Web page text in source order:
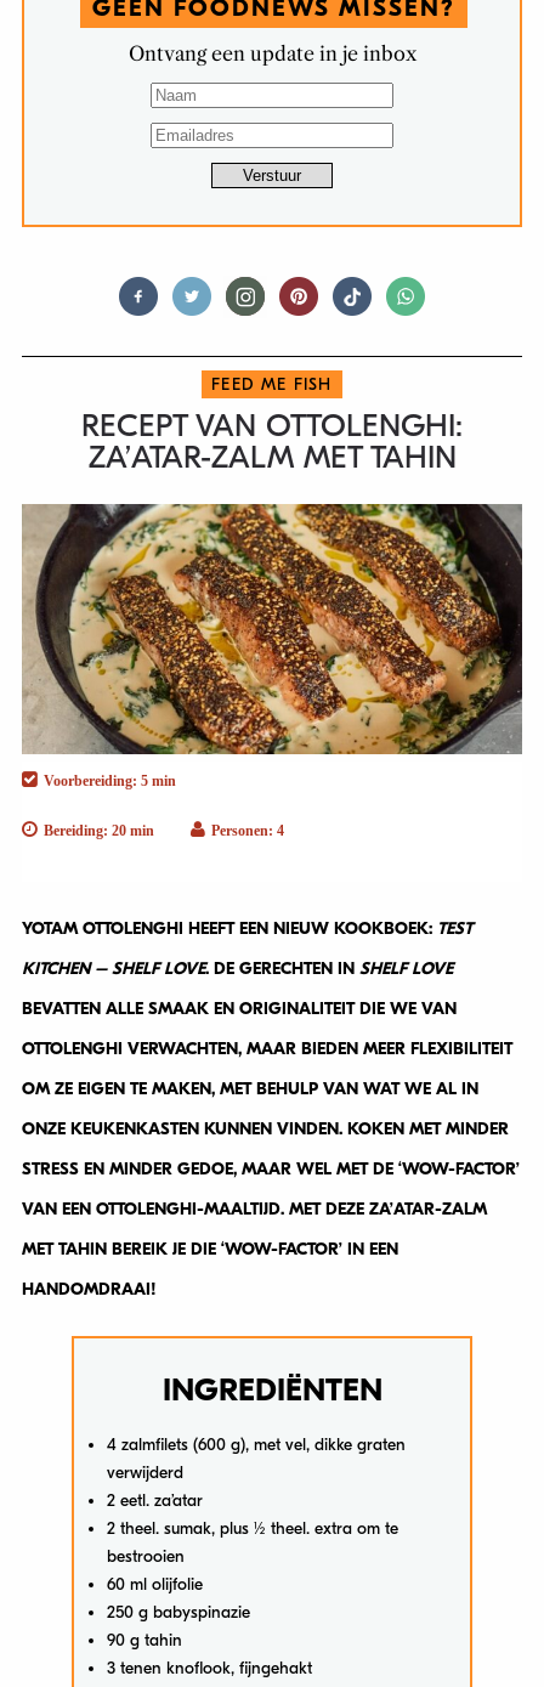
GEEN FOODNEWS MISSEN?
Ontvang een update in je inbox
FEED ME FISH
RECEPT VAN OTTOLENGHI:
ZA’ATAR-ZALM MET TAHIN
Voorbereiding: 5 min
Bereiding: 20 min Personen: 4
YOTAM OTTOLENGHI HEEFT EEN NIEUW KOOKBOEK: TEST
KITCHEN – SHELF LOVE. DE GERECHTEN IN SHELF LOVE
BEVATTEN ALLE SMAAK EN ORIGINALITEIT DIE WE VAN
OTTOLENGHI VERWACHTEN, MAAR BIEDEN MEER FLEXIBILITEIT
OM ZE EIGEN TE MAKEN, MET BEHULP VAN WAT WE AL IN
ONZE KEUKENKASTEN KUNNEN VINDEN. KOKEN MET MINDER
STRESS EN MINDER GEDOE, MAAR WEL MET DE ‘WOW-FACTOR’
VAN EEN OTTOLENGHI-MAALTIJD. MET DEZE ZA’ATAR-ZALM
MET TAHIN BEREIK JE DIE ‘WOW-FACTOR’ IN EEN
HANDOMDRAAI!
INGREDIËNTEN
4 zalmfilets (600 g), met vel, dikke graten
verwijderd
2 eetl. za’atar
2 theel. sumak, plus ½ theel. extra om te
bestrooien
60 ml olijfolie
250 g babyspinazie
90 g tahin
3 tenen knoflook, fijngehakt